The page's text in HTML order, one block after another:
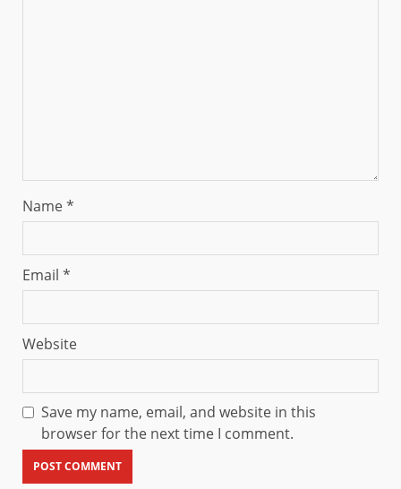
Name*
Email *
Website
Save my name, email, and website in this
browser for the next time I comment.